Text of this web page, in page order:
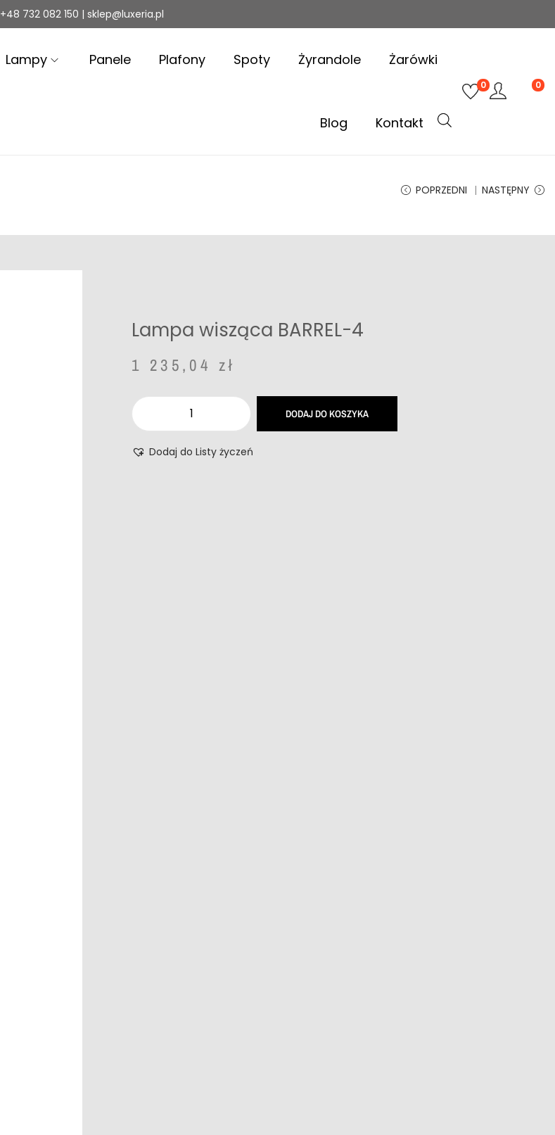
+48 732 082 150 | sklep@luxeria.pl
Lampy Panele Plafony Spoty Żyrandole Żarówki
Blog Kontakt
0 0
POPRZEDNI NASTĘPNY
Lampa wisząca BARREL-4
1 235,04 zł
DODAJ DO KOSZYKA
Dodaj do Listy życzeń